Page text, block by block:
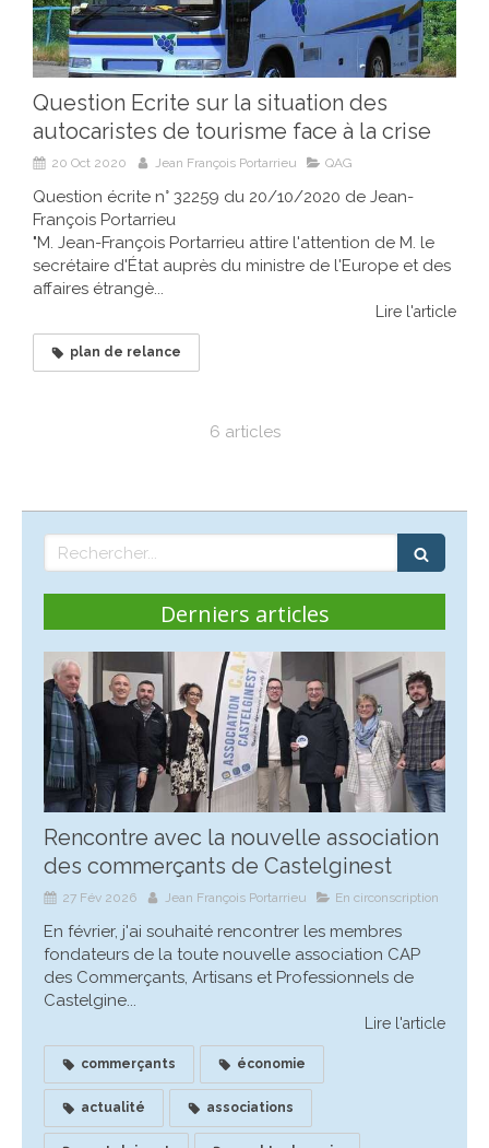
Question Ecrite sur la situation des
autocaristes de tourisme face à la crise
20 Oct 2020 Jean François Portarrieu QAG
Question écrite n° 32259 du 20/10/2020 de Jean-
François Portarrieu
"M. Jean-François Portarrieu attire l'attention de M. le
secrétaire d'État auprès du ministre de l'Europe et des
affaires étrangè...
Lire l'article
plan de relance
6 articles
Rechercher
Derniers articles
Rencontre avec la nouvelle association
des commerçants de Castelginest
27 Fév 2026 Jean François Portarrieu En circonscription
En février, j'ai souhaité rencontrer les membres
fondateurs de la toute nouvelle association CAP
des Commerçants, Artisans et Professionnels de
Castelgine...
Lire l'article
commerçants économie
actualité associations